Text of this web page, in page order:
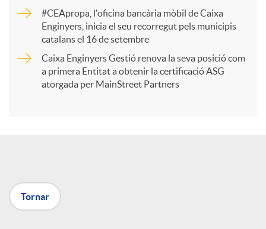
r
t
X
#CEApropa, l'oficina bancària mòbil de Caixa
Enginyers, inicia el seu recorregut pels municipis
catalans el 16 de setembre
Caixa Enginyers Gestió renova la seva posició com
a primera Entitat a obtenir la certificació ASG
atorgada per MainStreet Partners
Tornar